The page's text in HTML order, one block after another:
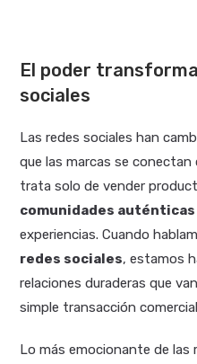
El poder
sociales
Las redes sociales han
que las marcas se conectan
trata solo de vender
comunidades auténticas
experiencias. Cuando
redes sociales, estamos
relaciones duraderas que
simple transacción
Lo más emocionante de las